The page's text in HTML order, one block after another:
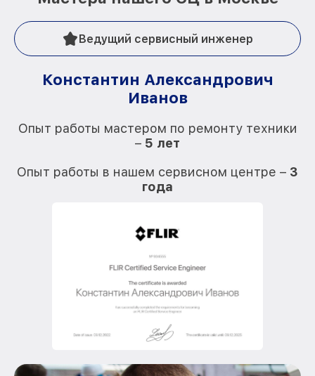
Ведущий сервисный инженер
Константин Александрович
Иванов
Опыт работы мастером по ремонту техники
– 5 лет
Опыт работы в нашем сервисном центре – 3
года